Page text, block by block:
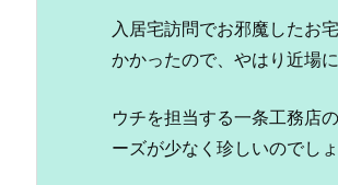
入居宅訪問でお邪魔したお
かかったので、やはり近場
ウチを担当する一条工務店
ーズが少なく珍しいのでしょ